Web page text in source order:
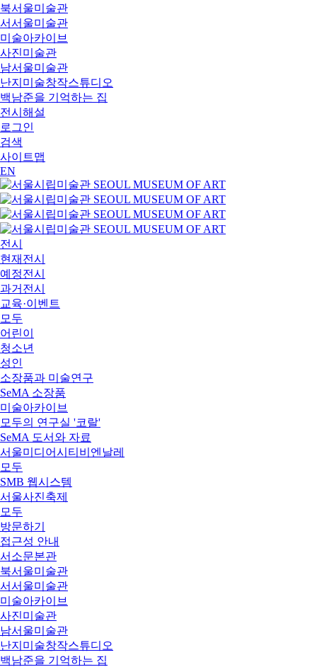
북서울미술관
서서울미술관
미술아카이브
사진미술관
남서울미술관
난지미술창작스튜디오
백남준을 기억하는 집
전시해설
로그인
검색
사이트맵
EN
전시
현재전시
예정전시
과거전시
교육·이벤트
모두
어린이
청소년
성인
소장품과 미술연구
SeMA 소장품
미술아카이브
모두의 연구실 '코랄'
SeMA 도서와 자료
서울미디어시티비엔날레
모두
SMB 웹시스템
서울사진축제
모두
방문하기
접근성 안내
서소문본관
북서울미술관
서서울미술관
미술아카이브
사진미술관
남서울미술관
난지미술창작스튜디오
백남준을 기억하는 집